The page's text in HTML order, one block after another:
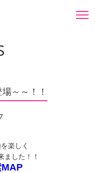
きの良い花苗や野菜苗から園芸用品園
～～！！
楽しく
ました！！